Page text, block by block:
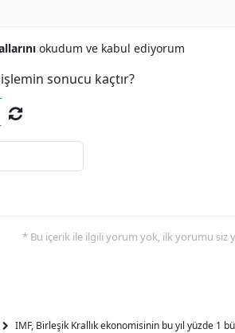
okudum ve kabul ediyorum
sonucu kaçtır?
* Bu içerik ile ilgili yorum yok, ilk yorumu siz
IMF, Birleşik Krallık ekonomisinin bu yıl yüzde 1